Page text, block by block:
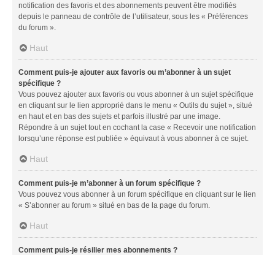
notification des favoris et des abonnements peuvent être modifiés
depuis le panneau de contrôle de l’utilisateur, sous les « Préférences
du forum ».
Haut
Comment puis-je ajouter aux favoris ou m’abonner à un sujet
spécifique ?
Vous pouvez ajouter aux favoris ou vous abonner à un sujet spécifique
en cliquant sur le lien approprié dans le menu « Outils du sujet », situé
en haut et en bas des sujets et parfois illustré par une image.
Répondre à un sujet tout en cochant la case « Recevoir une notification
lorsqu’une réponse est publiée » équivaut à vous abonner à ce sujet.
Haut
Comment puis-je m’abonner à un forum spécifique ?
Vous pouvez vous abonner à un forum spécifique en cliquant sur le lien
« S’abonner au forum » situé en bas de la page du forum.
Haut
Comment puis-je résilier mes abonnements ?